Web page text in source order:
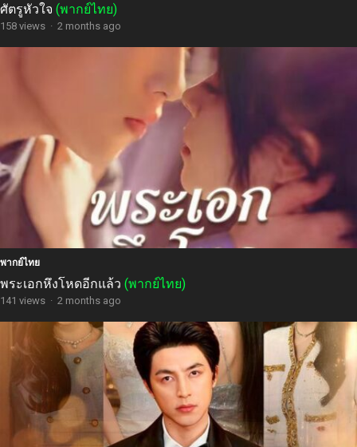
ศัตรูหัวใจ (พากย์ไทย)
158 views · 2 months ago
พากย์ไทย
พระเอกหึงโหดอีกแล้ว (พากย์ไทย)
141 views · 2 months ago